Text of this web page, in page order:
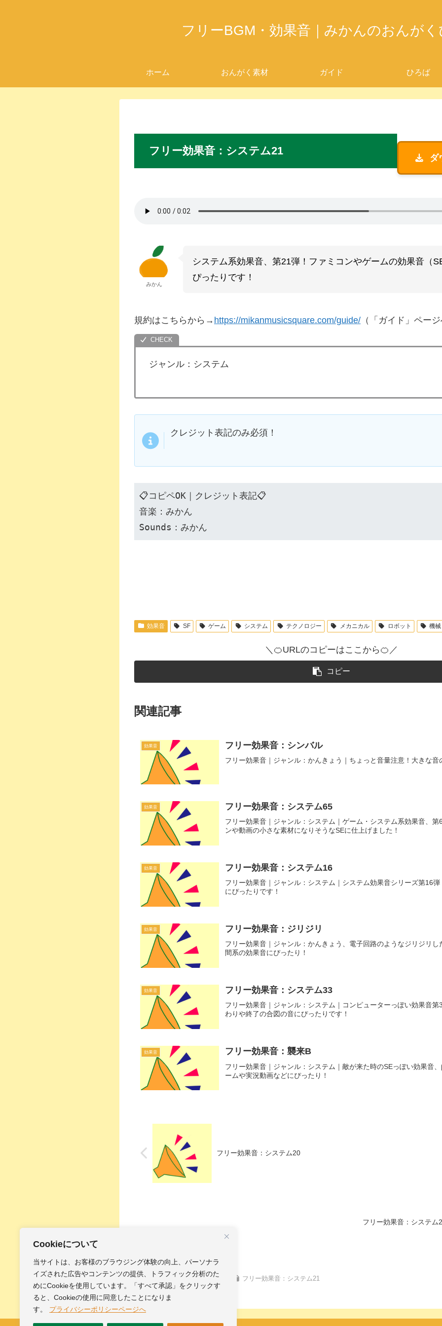
Cookieについて
当サイトは、お客様のブラウジング体験の向上、パーソナラ
イズされた広告やコンテンツの提供、トラフィック分析のた
めにCookieを使用しています。「すべて承認」をクリックす
ると、Cookieの使用に同意したことになりま
す。
プライバシーポリシーページへ
フリーBGM・効果音｜みかんのおんが
ホーム おんがく素材 ガイド ひろば
フリー効果音： システム21
ダ
みかん
システム系効果音、第21弾！ファミコンやゲームの効果音（
ぴったりです！
規約はこちらから→ https://mikanmusicsquare.com/guide/ （「ガイド」ペー
ジャンル：システム
クレジット表記のみ必須！
📋コピペOK｜クレジット表記📋
音楽：みかん
Sounds：みかん
効果音 SF ゲーム システム テクノロジー メカニカル ロボット 機械
＼🍊URLのコピーはここから🍊／
コピー
関連記事
効果音 フリー効果音：シンバル
フリー効果音｜ジャンル：かんきょう｜ちょっと音量注意！大きな音
効果音 フリー効果音：システム65
フリー効果音｜ジャンル：システム｜ゲーム・システム系効果音、
ンや動画の小さな素材になりそうなSEに仕上げました！
効果音 フリー効果音：システム16
フリー効果音｜ジャンル：システム｜システム効果音シリーズ第16
にぴったりです！
効果音 フリー効果音：ジリジリ
フリー効果音｜ジャンル：かんきょう、電子回路のようなジリジリ
間系の効果音にぴったり！
効果音 フリー効果音：システム33
フリー効果音｜ジャンル：システム｜コンピューターっぽい効果音
わりや終了の合図の音にぴったりです！
効果音 フリー効果音：襲来B
フリー効果音｜ジャンル：システム｜敵が来た時のSEっぽい効果音
ームや実況動画などにぴったり！
フリー効果音：システム20
フリー効果音：システム
ホーム 効果音 フリー効果音：システム21